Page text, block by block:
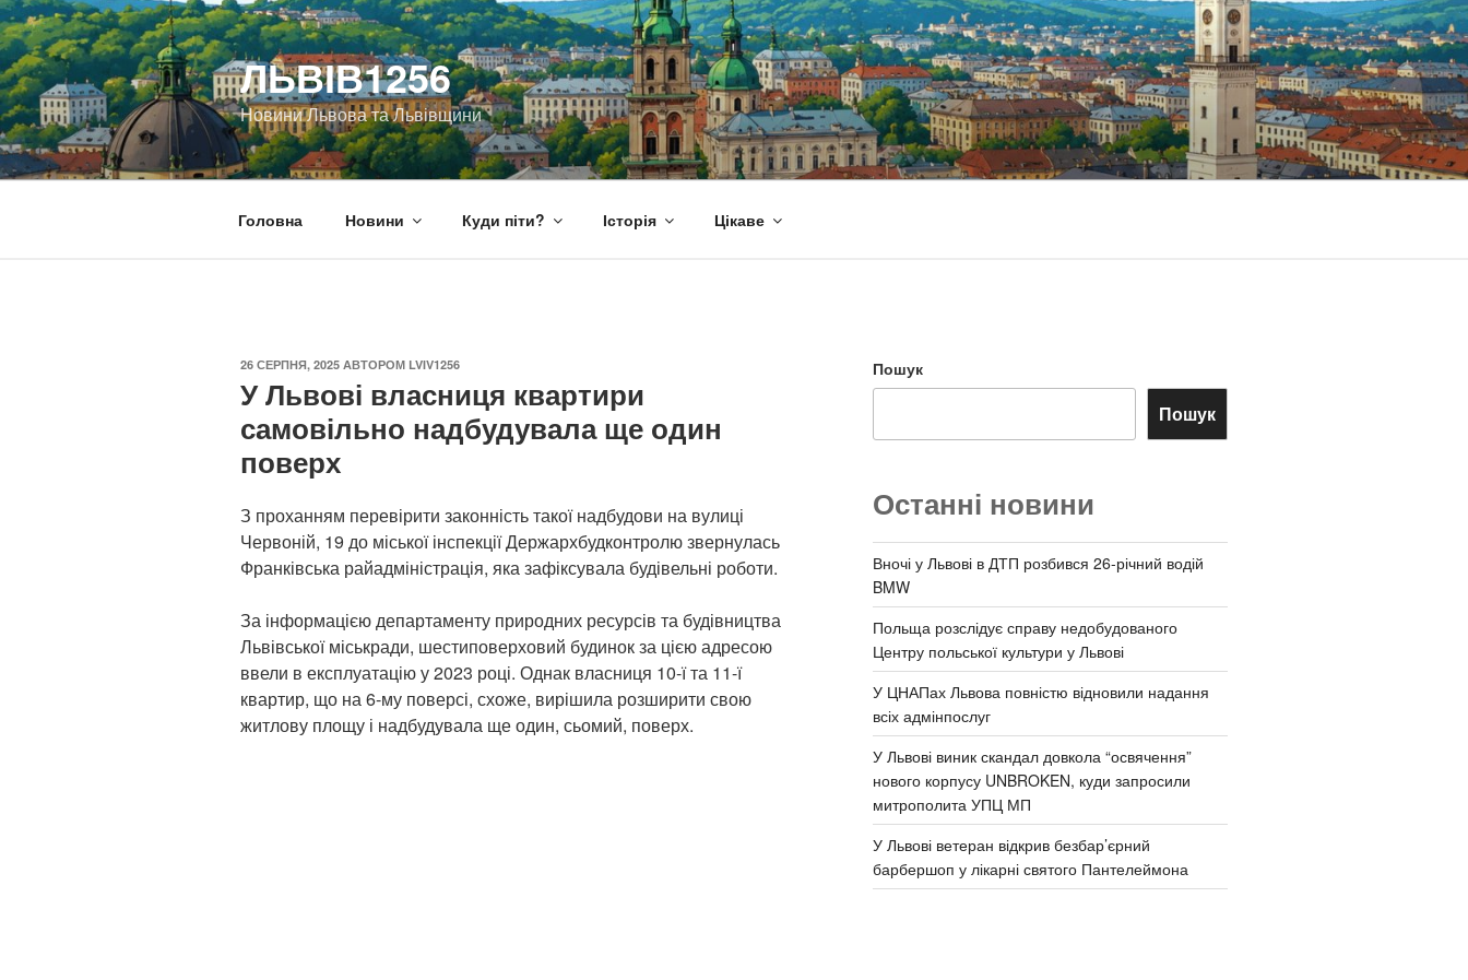
Перейти
до
вмісту
ЛЬВІВ1256
Новини Львова та Львівщини
Головна Новини Куди піти? Історія Цікаве
ОПУБЛІКОВАНО
26 СЕРПНЯ, 2025 АВТОРОМ LVIV1256
У Львові власниця квартири
самовільно надбудувала ще один
поверх
З проханням перевірити законність такої надбудови на вулиці
Червоній, 19 до міської інспекції Держархбудконтролю звернулась
Франківська райадміністрація, яка зафіксувала будівельні роботи.
За інформацією департаменту природних ресурсів та будівництва
Львівської міськради, шестиповерховий будинок за цією адресою
ввели в експлуатацію у 2023 році. Однак власниця 10-ї та 11-ї
квартир, що на 6-му поверсі, схоже, вирішила розширити свою
житлову площу і надбудувала ще один, сьомий, поверх.
Пошук
Пошук
Останні новини
Вночі у Львові в ДТП розбився 26-річний водій
BMW
Польща розслідує справу недобудованого
Центру польської культури у Львові
У ЦНАПах Львова повністю відновили надання
всіх адмінпослуг
У Львові виник скандал довкола “освячення”
нового корпусу UNBROKEN, куди запросили
митрополита УПЦ МП
У Львові ветеран відкрив безбар’єрний
барбершоп у лікарні святого Пантелеймона